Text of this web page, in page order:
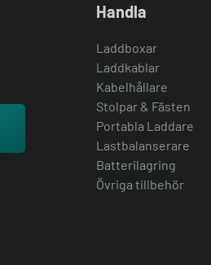
Handla
Laddboxar
Laddkablar
Kabelhållare
Stolpar & Fästen
Portabla Laddare
Lastbalanserare
Batterilagring
Övriga tillbehör